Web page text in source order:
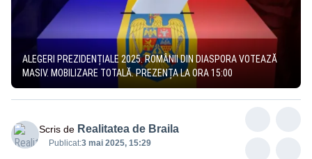
ALEGERI PREZIDENȚIALE 2025. ROMÂNII DIN DIASPORA VOTEAZĂ
MASIV. MOBILIZARE TOTALĂ. PREZENȚA LA ORA 15:00
Scris de Realitatea de Braila
Publicat:3 mai 2025, 15:29